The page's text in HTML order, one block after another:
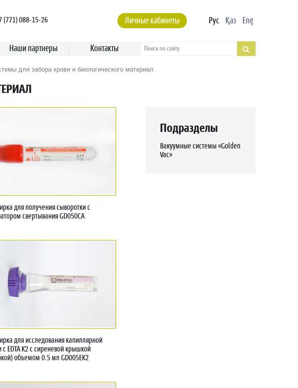
(771) 088-15-26 Личные кабинеты Рус Қаз Eng
Наши партнеры Контакты
для забора крови и биологического материал
для получения сыворотки с
свертывания GD050CA
для исследования капиллярной
с EDTA K2 с сиреневой крышкой
объемом 0.5 мл GD005EK2
Подразделы
Вакуумные системы «Golden
Vac»